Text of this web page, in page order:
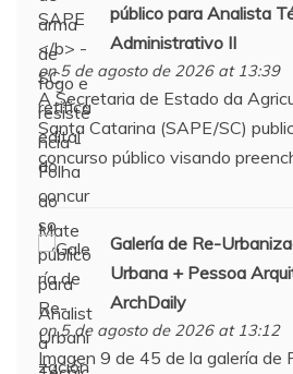
público para Analista
Administrativo II
on 5 de agosto de 2026 at 13:39
A Secretaria de Estado da
Santa Catarina (SAPE/SC)
concurso público visando
Galería de Re-
Urbana + Pessoa
ArchDaily
on 5 de agosto de 2026 at 13:12
Imagen 9 de 45 de la galería de